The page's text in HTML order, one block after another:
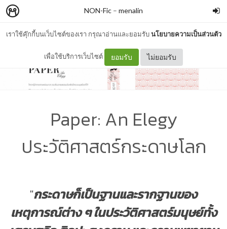
เราใช้คุ๊กกี้บนเว็บไซต์ของเรา กรุณาอ่านและยอมรับนโยบายความเป็นส่วนตัว
เพื่อใช้บริการเว็บไซต์ ยอมรับ ไม่ยอมรับ
NON-Fic – menalin
Paper: An Elegy
ประวัติศาสตร์กระดาษโลก
"กระดาษก็เป็นฐานและรากฐานของ
เหตุการณ์ต่าง ๆ ในประวัติศาสตร์มนุษย์ทั้ง